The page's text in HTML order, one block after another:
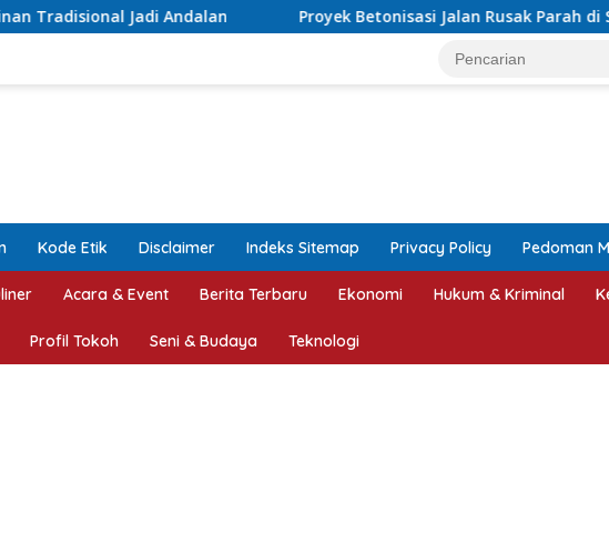
Proyek Betonisasi Jalan Rusak Parah di Sekuro Mlonggo Ditarget
Kode Etik Disclaimer Indeks Sitemap Privacy Policy Pedoman
Acara & Event Berita Terbaru Ekonomi Hukum & Kriminal
Profil Tokoh Seni & Budaya Teknologi